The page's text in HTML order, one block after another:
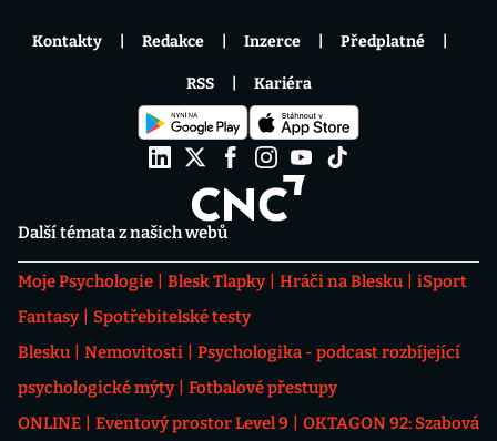
Další témata z našich webů
Moje Psychologie Blesk Tlapky Hráči na Blesku
iSport
Fantasy
Spotřebitelské testy
Blesku
Nemovitosti
Psychologika - podcast rozbíjející
psychologické mýty
Fotbalové přestupy
ONLINE
Eventový prostor Level 9
OKTAGON 92: Szabová
Kontakty Redakce Inzerce Předplatné
RSS Kariéra